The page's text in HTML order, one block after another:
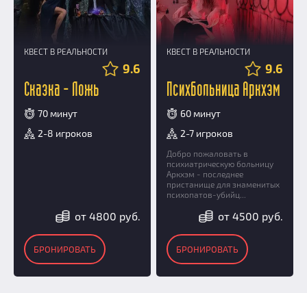
КВЕСТ В РЕАЛЬНОСТИ
9.6
Сказка - Ложь
70 минут
2-8 игроков
от 4800 руб.
БРОНИРОВАТЬ
КВЕСТ В РЕАЛЬНОСТИ
9.6
Психбольница Аркхэм
60 минут
2-7 игроков
Добро пожаловать в
психиатрическую больницу
Аркхэм - последнее
пристанище для знаменитых
психопатов-убийц...
от 4500 руб.
БРОНИРОВАТЬ